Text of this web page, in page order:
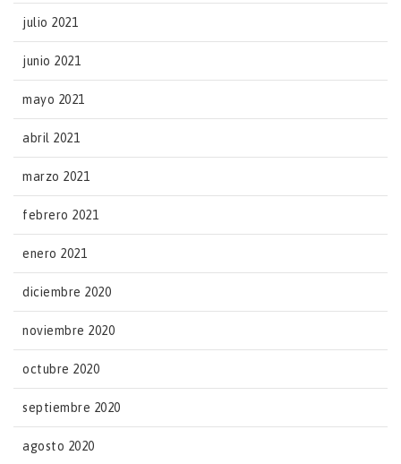
julio 2021
junio 2021
mayo 2021
abril 2021
marzo 2021
febrero 2021
enero 2021
diciembre 2020
noviembre 2020
octubre 2020
septiembre 2020
agosto 2020